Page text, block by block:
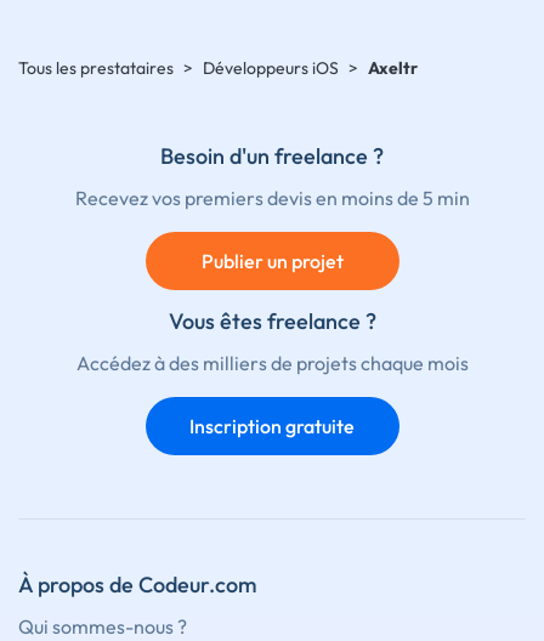
Tous les prestataires > Développeurs iOS > Axeltr
Besoin d'un freelance ?
Recevez vos premiers devis en moins de 5 min
Publier un projet
Vous êtes freelance ?
Accédez à des milliers de projets chaque mois
Inscription gratuite
À propos de Codeur.com
Qui sommes-nous ?